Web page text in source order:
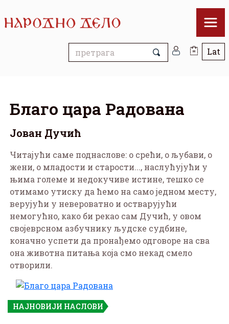
Благо цара Радована
Јован Дучић
Читајући саме поднаслове: о срећи, о љубави, о
жени, о младости и старости..., наслућујући у
њима големе и недокучиве истине, тешко се
отимамо ути­ску да ћемо на само једном месту,
верујући у невероватно и остварујући
немогућно, како би рекао сам Дучић, у овом
својеврсном азбучнику људске судбине,
коначно успети да пронађемо одговоре на сва
она животна питања која смо некад смело
отворили.
НАЈНОВИЈИ НАСЛОВИ